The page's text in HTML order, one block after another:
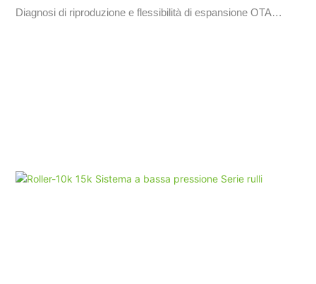
Diagnosi di riproduzione e flessibilità di espansione OTA
compatibile con la maggior parte degli inverter ad alta tensione